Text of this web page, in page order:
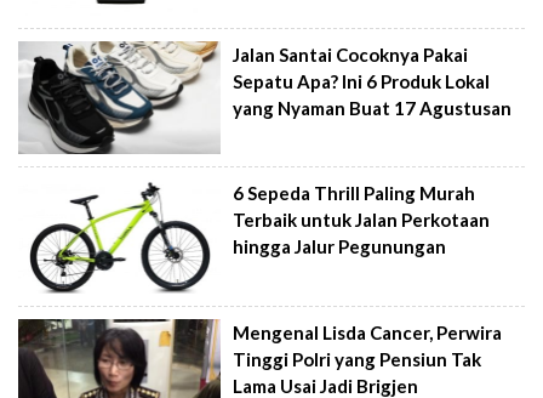
Jalan Santai Cocoknya Pakai
Sepatu Apa? Ini 6 Produk Lokal
yang Nyaman Buat 17 Agustusan
6 Sepeda Thrill Paling Murah
Terbaik untuk Jalan Perkotaan
hingga Jalur Pegunungan
Mengenal Lisda Cancer, Perwira
Tinggi Polri yang Pensiun Tak
Lama Usai Jadi Brigjen